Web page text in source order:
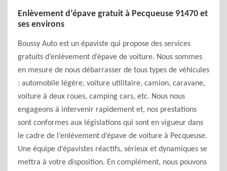
Enlèvement d’épave gratuit à Pecqueuse 91470 et
ses environs
Boussy Auto est un épaviste qui propose des services
gratuits d’enlèvement d’épave de voiture. Nous sommes
en mesure de nous débarrasser de tous types de véhicules
: automobile légère, voiture utilitaire, camion, caravane,
voiture à deux roues, camping cars, etc. Nous nous
engageons à intervenir rapidement et, nos prestations
sont conformes aux législations qui sont en vigueur dans
le cadre de l’enlèvement d’épave de voiture à Pecqueuse.
Une équipe d’épavistes réactifs, sérieux et dynamiques se
mettra à votre disposition. En complément, nous pouvons